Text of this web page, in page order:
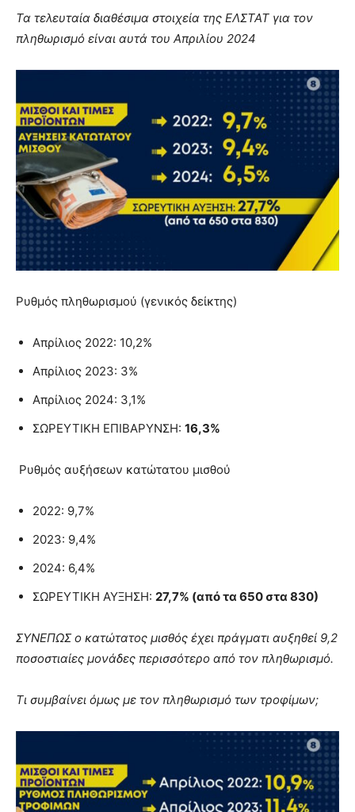
Τα τελευταία διαθέσιμα στοιχεία της ΕΛΣΤΑΤ για τον
πληθωρισμό είναι αυτά του Απριλίου 2024
Ρυθμός πληθωρισμού (γενικός δείκτης)
Απρίλιος 2022: 10,2%
Απρίλιος 2023: 3%
Απρίλιος 2024: 3,1%
ΣΩΡΕΥΤΙΚΗ ΕΠΙΒΑΡΥΝΣΗ: 16,3%
Ρυθμός αυξήσεων κατώτατου μισθού
2022: 9,7%
2023: 9,4%
2024: 6,4%
ΣΩΡΕΥΤΙΚΗ ΑΥΞΗΣΗ: 27,7% (από τα 650 στα 830)
ΣΥΝΕΠΩΣ ο κατώτατος μισθός έχει πράγματι αυξηθεί 9,2
ποσοστιαίες μονάδες περισσότερο από τον πληθωρισμό.
Τι συμβαίνει όμως με τον πληθωρισμό των τροφίμων;